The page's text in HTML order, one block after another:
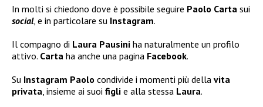
In molti si chiedono dove è possibile seguire Paolo Carta sui
social, e in particolare su Instagram.
Il compagno di Laura Pausini ha naturalmente un profilo
attivo. Carta ha anche una pagina Facebook.
Su Instagram Paolo condivide i momenti più della vita
privata , insieme ai suoi figli e alla stessa Laura.